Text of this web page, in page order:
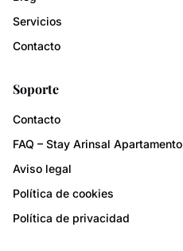
Servicios
Contacto
Soporte
Contacto
FAQ – Stay Arinsal Apartamento
Aviso legal
Política de cookies
Política de privacidad